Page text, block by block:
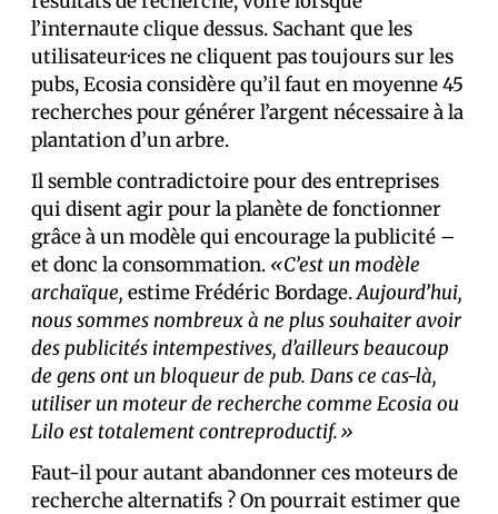
l’internaute clique dessus. Sachant que les
utilisateur·ices ne cliquent pas toujours sur les
pubs, Ecosia considère qu’il faut en moyenne 45
recherches pour générer l’argent nécessaire à la
plantation d’un arbre.
Il semble contradictoire pour des entreprises
qui disent agir pour la planète de fonctionner
grâce à un modèle qui encourage la publicité –
et donc la consommation. «C’est un modèle
archaïque, estime Frédéric Bordage.Aujourd’hui,
nous sommes nombreux à ne plus souhaiter avoir
des publicités intempestives, d’ailleurs beaucoup
de gens ont un bloqueur de pub. Dans ce cas-là,
utiliser un moteur de recherche comme Ecosia ou
Lilo est totalement contreproductif.»
Faut-il pour autant abandonner ces moteurs de
recherche alternatifs ? On pourrait estimer que